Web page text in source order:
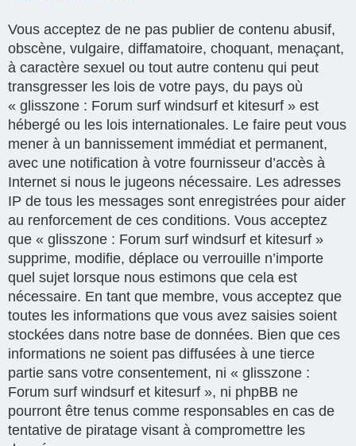
Vous acceptez de ne pas publier de contenu abusif,
obscène, vulgaire, diffamatoire, choquant, menaçant,
à caractère sexuel ou tout autre contenu qui peut
transgresser les lois de votre pays, du pays où
« glisszone : Forum surf windsurf et kitesurf » est
hébergé ou les lois internationales. Le faire peut vous
mener à un bannissement immédiat et permanent,
avec une notification à votre fournisseur d’accès à
Internet si nous le jugeons nécessaire. Les adresses
IP de tous les messages sont enregistrées pour aider
au renforcement de ces conditions. Vous acceptez
que « glisszone : Forum surf windsurf et kitesurf »
supprime, modifie, déplace ou verrouille n’importe
quel sujet lorsque nous estimons que cela est
nécessaire. En tant que membre, vous acceptez que
toutes les informations que vous avez saisies soient
stockées dans notre base de données. Bien que ces
informations ne soient pas diffusées à une tierce
partie sans votre consentement, ni « glisszone :
Forum surf windsurf et kitesurf », ni phpBB ne
pourront être tenus comme responsables en cas de
tentative de piratage visant à compromettre les